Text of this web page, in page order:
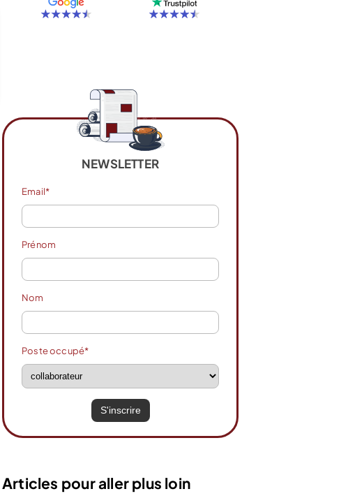
NEWSLETTER
Email*
Prénom
Nom
Poste occupé*
Articles pour aller plus loin